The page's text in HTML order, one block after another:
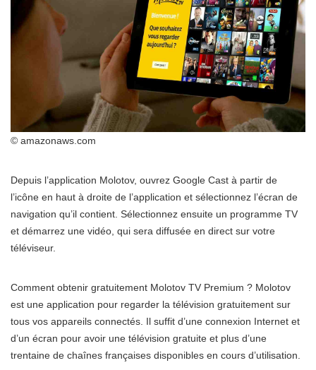
© amazonaws.com
Depuis l’application Molotov, ouvrez Google Cast à partir de
l’icône en haut à droite de l’application et sélectionnez l’écran de
navigation qu’il contient. Sélectionnez ensuite un programme TV
et démarrez une vidéo, qui sera diffusée en direct sur votre
téléviseur.
Comment obtenir gratuitement Molotov TV Premium ? Molotov
est une application pour regarder la télévision gratuitement sur
tous vos appareils connectés. Il suffit d’une connexion Internet et
d’un écran pour avoir une télévision gratuite et plus d’une
trentaine de chaînes françaises disponibles en cours d’utilisation.